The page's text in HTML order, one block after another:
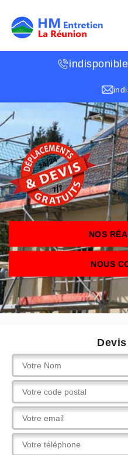
indisponible
NOS
NOUS